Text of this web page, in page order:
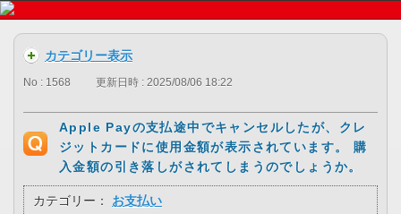
カテゴリー表示
No : 1568 更新日時 : 2025/08/06 18:22
Apple Payの支払途中でキャンセルしたが、クレ
ジットカードに使用金額が表示されています。 購
入金額の引き落しがされてしまうのでしょうか。
カテゴリー： お支払い